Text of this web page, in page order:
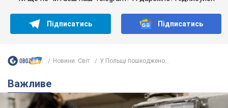
Підписатись Підписатись
Новини. Світ У Польщі пошкоджено...
Важливе